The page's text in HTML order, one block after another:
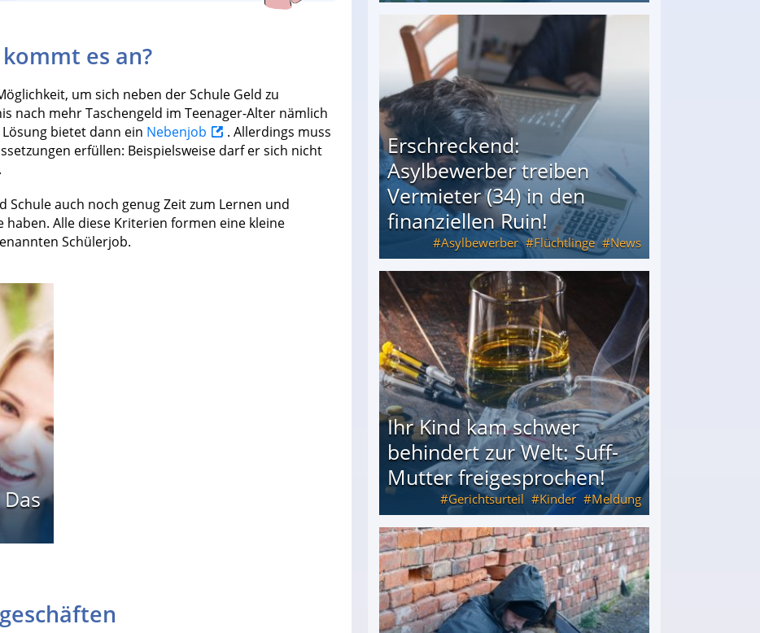
es an?
um sich neben der Schule Geld zu
nach mehr Taschengeld im Teenager-Alter nämlich
bietet dann ein Nebenjob
. Allerdings muss
erfüllen: Beispielsweise darf er sich nicht
Schule auch noch genug Zeit zum Lernen und
Alle diese Kriterien formen eine kleine
Schülerjob.
Erschreckend:
Asylbewerber treiben
Vermieter (34) in den
finanziellen Ruin!
Asylbewerber Flüchtlinge News
Erschreckend: Asylbewerber treiben Vermieter (34) in den finanziellen Ruin!
Ihr Kind kam schwer
behindert zur Welt: Suff-
Mutter freigesprochen!
Gerichtsurteil Kinder Meldung
Ihr Kind kam schwer behindert zur Welt: Suff-Mutter freigesprochen!